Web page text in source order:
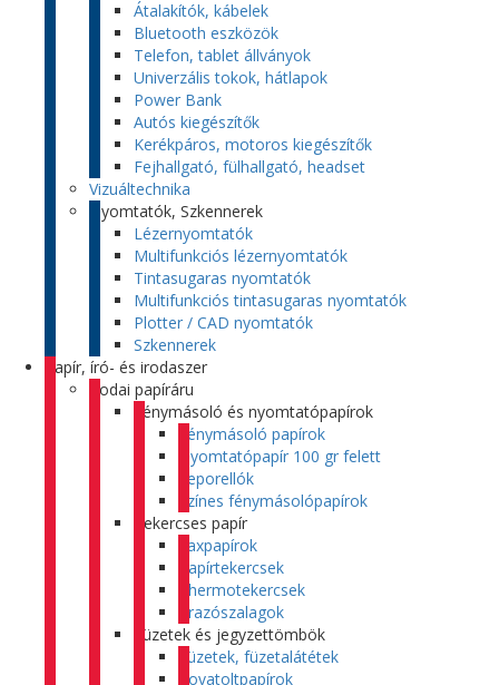
Átalakítók, kábelek
Bluetooth eszközök
Telefon, tablet állványok
Univerzális tokok, hátlapok
Power Bank
Autós kiegészítők
Kerékpáros, motoros kiegészítők
Fejhallgató, fülhallgató, headset
Vizuáltechnika
Nyomtatók, Szkennerek
Lézernyomtatók
Multifunkciós lézernyomtatók
Tintasugaras nyomtatók
Multifunkciós tintasugaras nyomtatók
Plotter / CAD nyomtatók
Szkennerek
Papír, író- és irodaszer
Irodai papíráru
Fénymásoló és nyomtatópapírok
Fénymásoló papírok
Nyomtatópapír 100 gr felett
Leporellók
Színes fénymásolópapírok
Tekercses papír
Faxpapírok
Papírtekercsek
Thermotekercsek
Árazószalagok
Füzetek és jegyzettömbök
Füzetek, füzetalátétek
Rovatoltpapírok